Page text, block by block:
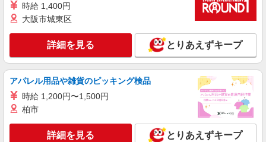
あり） ゜+゜・。○。・゜+゜・。○。・゜+゜ 入
社祝い金10万円支給(規定有) お友達を紹介頂くと,
インセンティブ支給(規定有) ★月2回払い・週払い
可能（規程有）★ ゜・。○。・゜+゜・。○。・゜
+゜
愛知県名古屋市港区の商業施設
キープ 詳細を見る
派遣社員
株式会社シエロ
人気機種に詳しくなれる携帯販売【au】
月給273200円 ※残業手当別途支給 ※研修期間
時給 1,400円
大阪市城東区
詳細を見る とりあえずキープ
アパレル用品や雑貨のピッキング検品
時給 1,200円〜1,500円
柏市
詳細を見る とりあえずキープ